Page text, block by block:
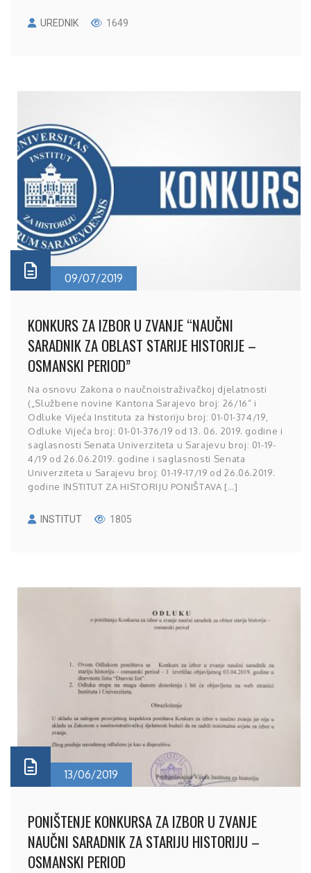
UREDNIK 1649
09/07/2019
KONKURS ZA IZBOR U ZVANJE “NAUČNI
SARADNIK ZA OBLAST STARIJE HISTORIJE –
OSMANSKI PERIOD”
Na osnovu Zakona o naučnoistraživačkoj djelatnosti
(„Službene novine Kantona Sarajevo broj: 26/16“ i
Odluke Vijeća Instituta za historiju broj: 01-01-374/19,
Odluke Vijeća broj: 01-01-376/19 od 13. 06. 2019. godine i
saglasnosti Senata Univerziteta u Sarajevu broj: 01-19-
4/19 od 26.06.2019. godine i saglasnosti Senata
Univerziteta u Sarajevu broj: 01-19-17/19 od 26.06.2019.
godine INSTITUT ZA HISTORIJU PONIŠTAVA […]
INSTITUT 1805
13/06/2019
PONIŠTENJE KONKURSA ZA IZBOR U ZVANJE
NAUČNI SARADNIK ZA STARIJU HISTORIJU –
OSMANSKI PERIOD